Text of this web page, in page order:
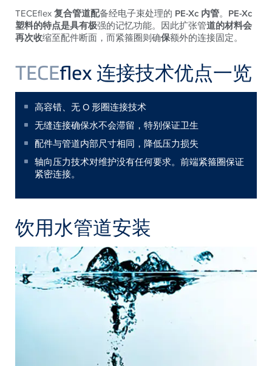
TECEflex复合管道配备经电子束处理的 PE-Xc 内管。 PE-Xc
塑料的特点是具有极强的记忆功能。因此扩张管道的材料会
再次收缩至配件断面，而紧箍圈则确保额外的连接固定。
TECEflex 连接技术优点一览
高容错、无 O 形圈连接技术
无缝连接确保水不会滞留，特别保证卫生
配件与管道内部尺寸相同，降低压力损失
轴向压力技术对维护没有任何要求。前端紧箍圈保证
紧密连接。
饮用水管道安装